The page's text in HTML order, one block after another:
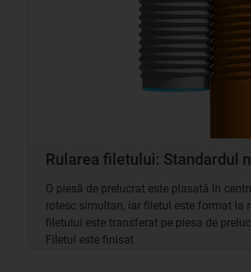
Rularea filetului: Standardul
O piesă de prelucrat este plasată în
rotesc simultan, iar filetul este format la
filetului este transferat pe piesa de
Filetul este finisat